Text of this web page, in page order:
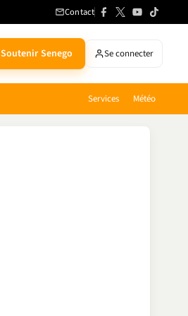
Contact
Soutenir Senego Se connecter
Services Météo